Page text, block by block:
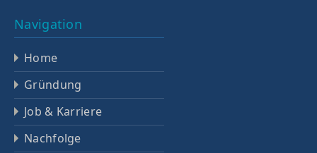
Navigation
Home
Gründung
Job & Karriere
Nachfolge